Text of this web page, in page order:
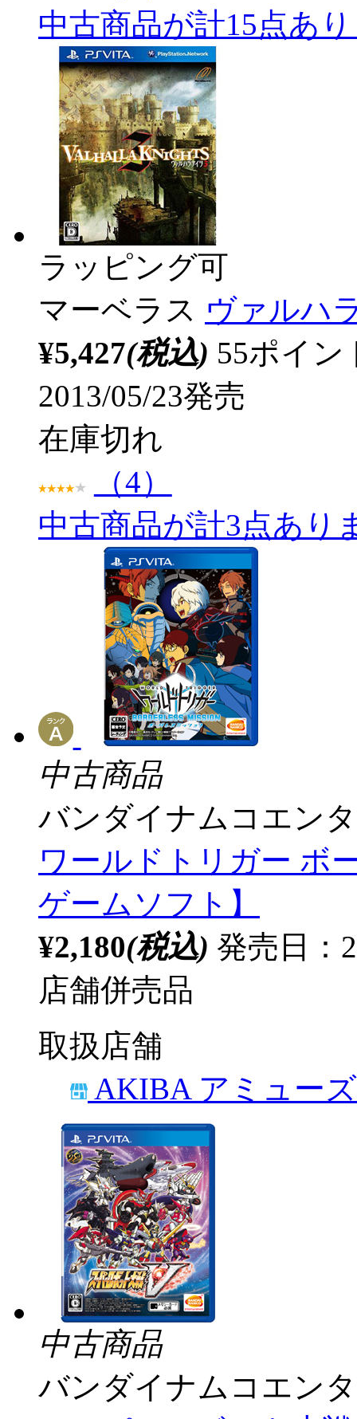
中古商品が計15点あ
ラッピング可
マーベラス ヴァルハ
¥5,427(税込) 55ポイ
2013/05/23発売
在庫切れ
（4）
中古商品が計3点あり
中古商品
バンダイナムコエン
ワールドトリガー ボ
ゲームソフト】
¥2,180(税込) 発売日：
店舗併売品
取扱店舗
AKIBA アミュー
中古商品
バンダイナムコエン